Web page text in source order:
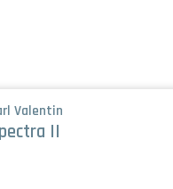
Valentin
II